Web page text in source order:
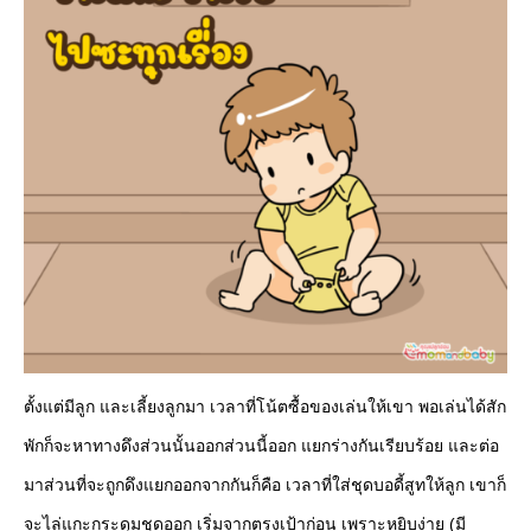
ตั้งแต่มีลูก และเลี้ยงลูกมา เวลาที่โน้ตซื้อของเล่นให้เขา พอเล่นได้สัก
พักก็จะหาทางดึงส่วนนั้นออกส่วนนี้ออก แยกร่างกันเรียบร้อย และต่อ
มาส่วนที่จะถูกดึงแยกออกจากกันก็คือ เวลาที่ใส่ชุดบอดี้สูทให้ลูก เขาก็
จะไล่แกะกระดุมชุดออก เริ่มจากตรงเป้าก่อน เพราะหยิบง่าย (มี